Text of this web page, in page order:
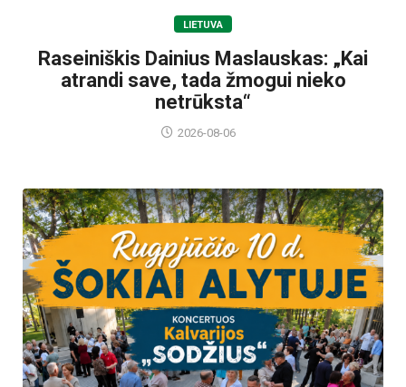
LIETUVA
Raseiniškis Dainius Maslauskas: „Kai
atrandi save, tada žmogui nieko
netrūksta“
2026-08-06